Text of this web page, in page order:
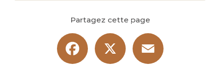
Partagez cette page
Facebook